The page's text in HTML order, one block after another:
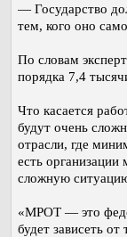
— Государство
тем, кого оно
По словам
порядка 7,4
Что касается
будут очень
отрасли, где
есть организации
сложную
«МРОТ — это
будет зависеть